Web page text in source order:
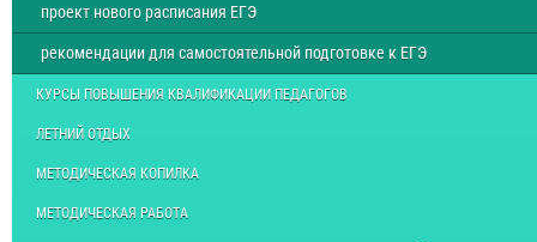
проект нового расписания ЕГЭ
рекомендации для самостоятельной подготовке к ЕГЭ
КУРСЫ ПОВЫШЕНИЯ КВАЛИФИКАЦИИ ПЕДАГОГОВ
ЛЕТНИЙ ОТДЫХ
МЕТОДИЧЕСКАЯ КОПИЛКА
МЕТОДИЧЕСКАЯ РАБОТА